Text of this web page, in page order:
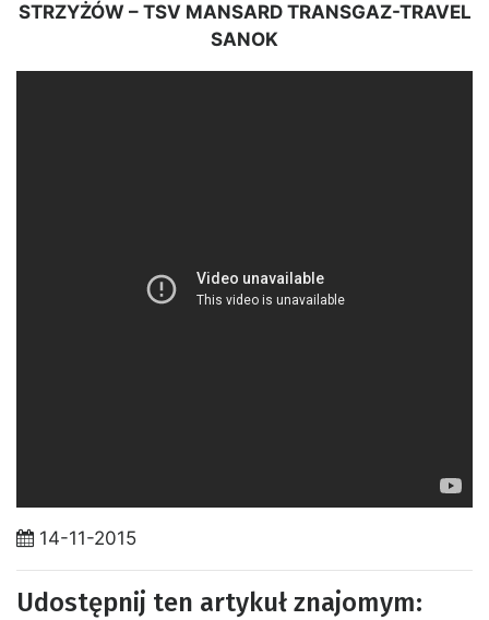
STRZYŻÓW – TSV MANSARD TRANSGAZ-TRAVEL
SANOK
14-11-2015
Udostępnij ten artykuł znajomym: